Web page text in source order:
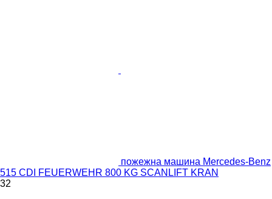
пожежна машина Mercedes-Benz
515 CDI FEUERWEHR 800 KG SCANLIFT KRAN
32